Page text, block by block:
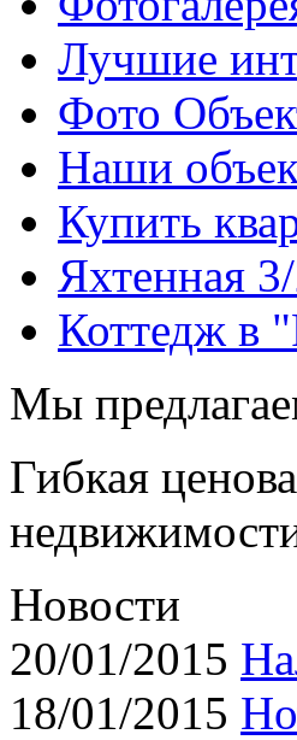
Лучшие
Фото
Наши
Купить
Яхтенная
Коттедж в
Мы
Гибкая
Новости
20/01/2015
18/01/2015